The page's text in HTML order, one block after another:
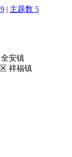
| 主题数 5
安镇
祥福镇